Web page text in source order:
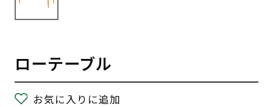
ローテーブル
お気に入りに追加